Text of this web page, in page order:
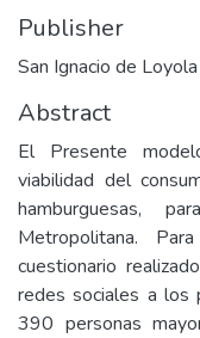
Publisher
San Ignacio de
Abstract
El Presente
viabilidad del
hamburguesas,
Metropolitana.
cuestionario
redes sociales a los
390 personas